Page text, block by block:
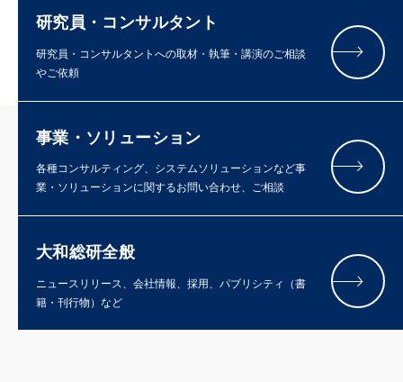
研究員・コンサルタント
研究員・コンサルタントへの取材・執筆・講演のご相談
やご依頼
事業・ソリューション
各種コンサルティング、システムソリューションなど事
業・ソリューションに関するお問い合わせ、ご相談
大和総研全般
ニュースリリース、会社情報、採用、パブリシティ（書
籍・刊行物）など